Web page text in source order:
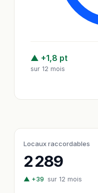
▲ +1,8 pt
sur 12 mois
Locaux raccordables
2 289
▲ +39 sur 12 mois